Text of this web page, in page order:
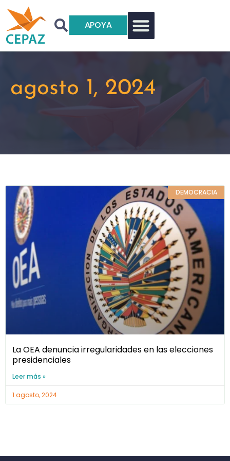
APOYA
agosto 1, 2024
DEMOCRACIA
La OEA denuncia irregularidades en las elecciones
presidenciales
Leer más »
1 agosto, 2024